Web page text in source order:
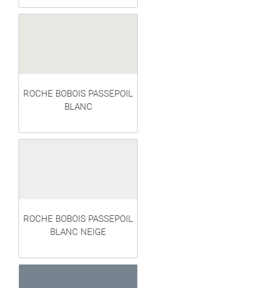
ROCHE BOBOIS PASSEPOIL
BLANC
ROCHE BOBOIS PASSEPOIL
BLANC NEIGE